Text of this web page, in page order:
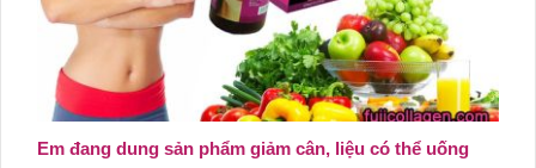
Em đang dung sản phẩm giảm cân, liệu có thể uống